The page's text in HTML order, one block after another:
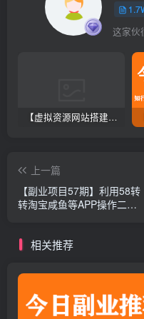
这家伙
【虚拟资源网站搭建服务】加盟本站系统，做一个和本站一样的独立网站，躺赚的项目
上一篇
【副业项目57期】利用58转
转淘宝咸鱼等APP操作二手
相关推荐